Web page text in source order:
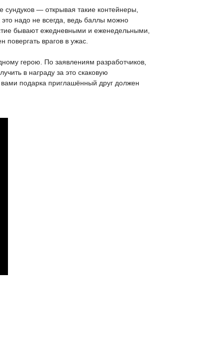
— открывая такие контейнеры,
надо не всегда, ведь баллы можно
бывают ежедневными и еженедельными,
врагов в ужас.
герою. По заявлениям разработчиков,
в награду за это скаковую
подарка приглашённый друг должен